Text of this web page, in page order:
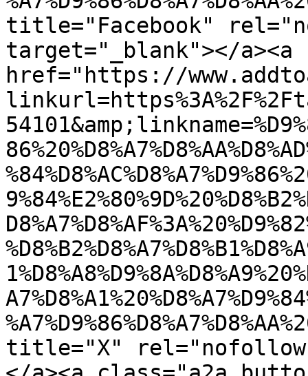
title="Facebook"
target="_blank"></a><a
href="https://
title="X" rel="nofollow